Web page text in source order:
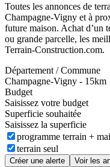
Toutes les annonces de
Champagne-Vigny et à
future maison. Achat d’un
ou grande parcelle, les
Terrain-Construction.com.
Département / Commune
Champagne-Vigny - 15km
Budget
Saisissez votre budget
Superficie souhaitée
Saisissez la superficie
programme terrain +
terrain seul
Créer une alerte Voir les